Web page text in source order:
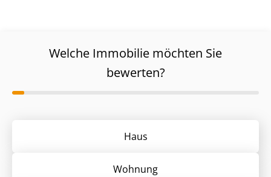
Welche Immobilie möchten Sie
bewerten?
Haus
Wohnung